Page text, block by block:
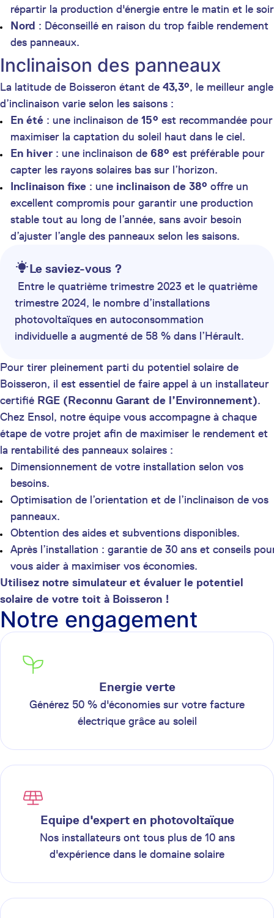
répartir la production d'énergie entre le matin et le
Nord : Déconseillé en raison du trop faible rendement
des panneaux.
Inclinaison des panneaux
La latitude de Boisseron étant de 43,3°, le meilleur angle
d’inclinaison varie selon les saisons :
En été : une inclinaison de 15° est recommandée pour
maximiser la captation du soleil haut dans le ciel.
En hiver : une inclinaison de 68° est préférable pour
capter les rayons solaires bas sur l’horizon.
Inclinaison fixe : une inclinaison de 38° offre un
excellent compromis pour garantir une production
stable tout au long de l’année, sans avoir besoin
d’ajuster l’angle des panneaux selon les saisons.
Le saviez-vous ?
Entre le quatrième trimestre 2023 et le quatrième
trimestre 2024, le nombre d’installations
photovoltaïques en autoconsommation
individuelle a augmenté de 58 % dans l’Hérault.
Pour tirer pleinement parti du potentiel solaire de
Boisseron, il est essentiel de faire appel à un installateur
certifié RGE (Reconnu Garant de l’Environnement).
Chez Ensol, notre équipe vous accompagne à chaque
étape de votre projet afin de maximiser le rendement et
la rentabilité des panneaux solaires :
Dimensionnement de votre installation selon vos
besoins.
Optimisation de l’orientation et de l’inclinaison de vos
panneaux.
Obtention des aides et subventions disponibles.
Après l’installation : garantie de 30 ans et conseils
vous aider à maximiser vos économies.
Utilisez notre simulateur et évaluer le potentiel
solaire de votre toit à Boisseron !
Notre engagement
Energie verte
Générez 50 % d'économies sur votre facture
électrique grâce au soleil
Equipe d'expert en photovoltaïque
Nos installateurs ont tous plus de 10 ans
d'expérience dans le domaine solaire